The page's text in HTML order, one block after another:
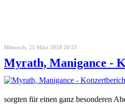
Mittwoch, 21 März 2018 20:55
Myrath, Manigance -
sorgten für einen ganz besonderen